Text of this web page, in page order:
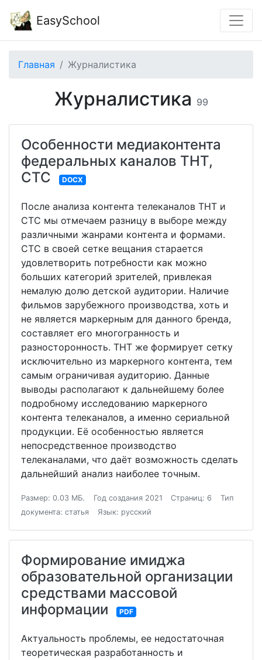
EasySchool
Главная Журналистика
Журналистика 99
Особенности медиаконтента
федеральных каналов ТНТ,
СТС
DOCX
После анализа контента телеканалов ТНТ и
СТС мы отмечаем разницу в выборе между
различными жанрами контента и формами.
СТС в своей сетке вещания старается
удовлетворить потребности как можно
больших категорий зрителей, привлекая
немалую долю детской аудитории. Наличие
фильмов зарубежного производства, хоть и
не является маркерным для данного бренда,
составляет его многогранность и
разносторонность. ТНТ же формирует сетку
исключительно из маркерного контента, тем
самым ограничивая аудиторию. Данные
выводы располагают к дальнейшему более
подробному исследованию маркерного
контента телеканалов, а именно сериальной
продукции. Её особенностью является
непосредственное производство
телеканалами, что даёт возможность сделать
дальнейший анализ наиболее точным.
Размер: 0.03 МБ. Год создания 2021 Страниц: 6
Тип
документа: статья
Язык: русский
Формирование имиджа
образовательной организации
средствами массовой
информации
PDF
Актуальность проблемы, ее недостаточная
теоретическая разработанность и